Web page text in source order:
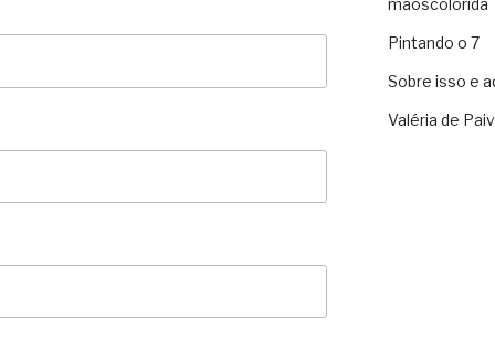
mãoscolorida
Pintando o 7
Sobre isso e
Valéria de